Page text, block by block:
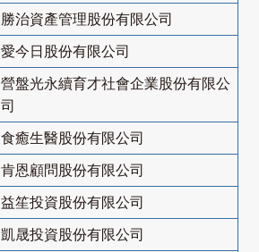
勝治資產管理股份有限公司
愛今日股份有限公司
營盤光永續育才社會企業股份有限公
司
食癒生醫股份有限公司
肯恩顧問股份有限公司
益笙投資股份有限公司
凱晟投資股份有限公司